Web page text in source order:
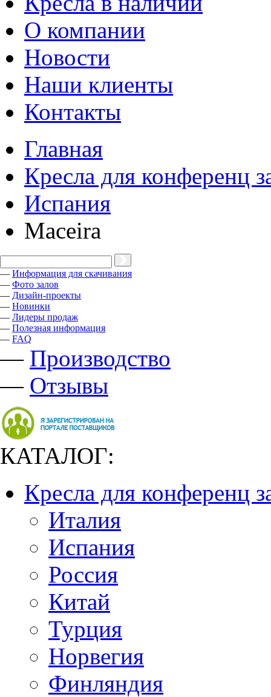
О компании
Новости
Наши клиенты
Контакты
Главная
Кресла для конференц
Испания
Maceira
— Информация для скачивания
— Фото залов
— Дизайн-проекты
— Новинки
— Лидеры продаж
— Полезная информация
— FAQ
— Производство
— Отзывы
КАТАЛОГ:
Кресла для конференц
Италия
Испания
Россия
Китай
Турция
Норвегия
Финляндия